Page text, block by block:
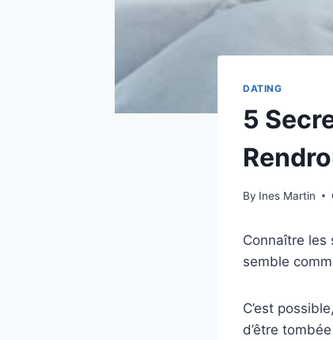
DATING
5
By Ines Martin
Connaître les
semble
C’est
d’être